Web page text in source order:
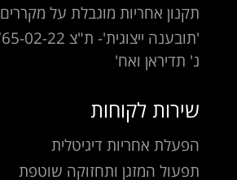
תקנון אחריות מוגבלת על מקררים
נ' תדיראן ואח'
שירות לקוחות
הפעלת אחריות דיגיטלית
תפעול המזגן ותחזוקה שוטפת